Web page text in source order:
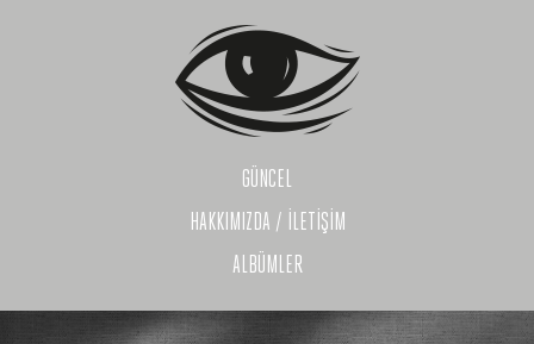
GÜNCEL
HAKKIMIZDA / İLETİŞİM
ALBÜMLER